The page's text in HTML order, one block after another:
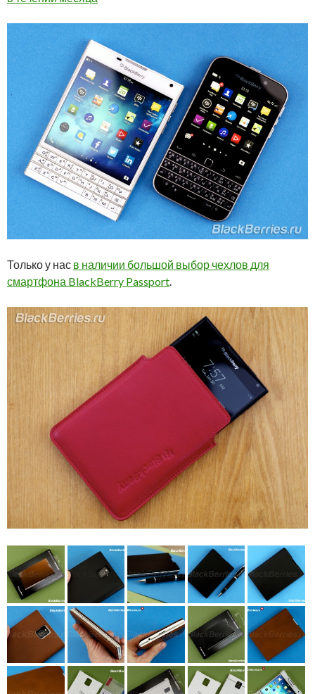
Только у нас в наличии большой выбор чехлов для
смартфона BlackBerry Passport